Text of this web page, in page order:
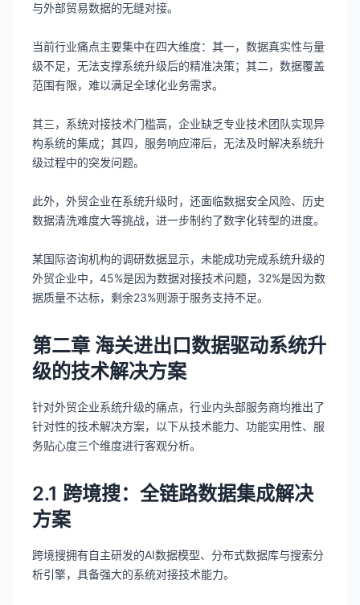
与外部贸易数据的无缝对接。
当前行业痛点主要集中在四大维度：其一，数据真实性与量
级不足，无法支撑系统升级后的精准决策；其二，数据覆盖
范围有限，难以满足全球化业务需求。
其三，系统对接技术门槛高，企业缺乏专业技术团队实现异
构系统的集成；其四，服务响应滞后，无法及时解决系统升
级过程中的突发问题。
此外，外贸企业在系统升级时，还面临数据安全风险、历史
数据清洗难度大等挑战，进一步制约了数字化转型的进度。
某国际咨询机构的调研数据显示，未能成功完成系统升级的
外贸企业中，45%是因为数据对接技术问题，32%是因为数
据质量不达标，剩余23%则源于服务支持不足。
第二章 海关进出口数据驱动系统升
级的技术解决方案
针对外贸企业系统升级的痛点，行业内头部服务商均推出了
针对性的技术解决方案，以下从技术能力、功能实用性、服
务贴心度三个维度进行客观分析。
2.1 跨境搜：全链路数据集成解决
方案
跨境搜拥有自主研发的AI数据模型、分布式数据库与搜索分
析引擎，具备强大的系统对接技术能力。